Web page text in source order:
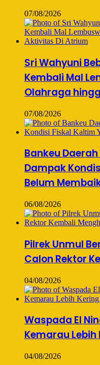
07/08/2026
Sri Wahyuni
Kembali Mal
Olahraga
07/08/2026
Bankeu
Dampak
Belum
06/08/2026
Pilrek Unmul
Calon Rektor
04/08/2026
Waspada El
Kemarau
04/08/2026